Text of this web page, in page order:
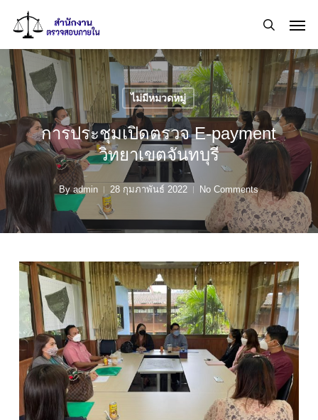
content
search
ไม่มีหมวดหมู่
การประชุมเปิดตรวจ E-payment
วิทยาเขตจันทบุรี
By admin 28 กุมภาพันธ์ 2022 No Comments